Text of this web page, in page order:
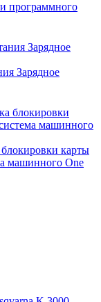
программного
Зарядное
карты
машинного One